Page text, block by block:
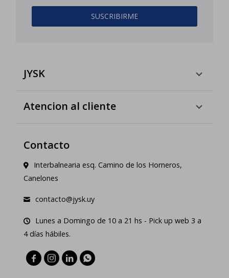
SUSCRIBIRME
JYSK
Atencion al cliente
Contacto
Interbalnearia esq. Camino de los Horneros,
Canelones
contacto@jysk.uy
Lunes a Domingo de 10 a 21 hs - Pick up web 3 a
4 días hábiles.
   